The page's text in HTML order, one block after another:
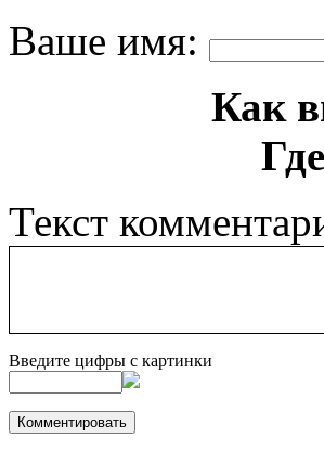
Ваше имя:
Как
Текст
Введите цифры с картинки